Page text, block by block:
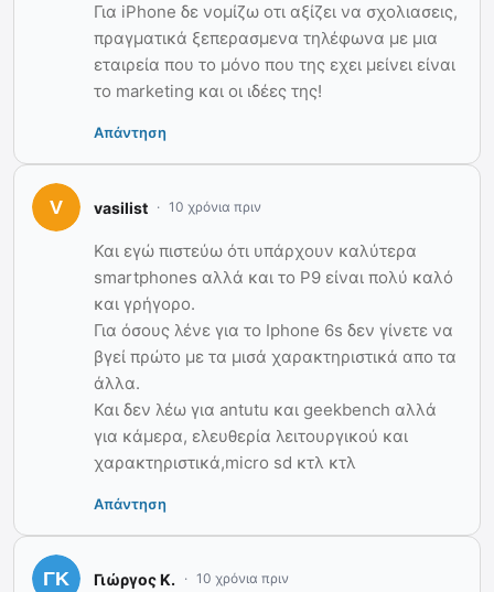
Για iPhone δε νομίζω οτι αξίζει να σχολιασεις,
πραγματικά ξεπερασμενα τηλέφωνα με μια
εταιρεία που το μόνο που της εχει μείνει είναι
το marketing και οι ιδέες της!
Απάντηση
vasilist 10 χρόνια πριν
Και εγώ πιστεύω ότι υπάρχουν καλύτερα
smartphones αλλά και το P9 είναι πολύ καλό
και γρήγορο.
Για όσους λένε για το Iphone 6s δεν γίνετε να
βγεί πρώτο με τα μισά χαρακτηριστικά απο τα
άλλα.
Και δεν λέω για antutu και geekbench αλλά
για κάμερα, ελευθερία λειτουργικού και
χαρακτηριστικά,micro sd κτλ κτλ
Απάντηση
Γιώργος Κ. 10 χρόνια πριν